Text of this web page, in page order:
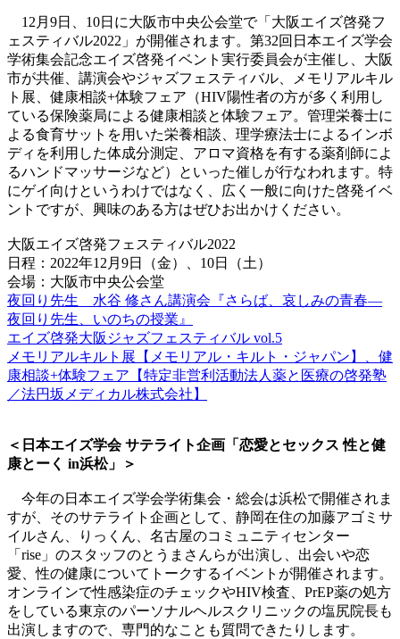
12月9日、10日に大阪市中央公会堂で「大阪エイズ啓発フ
ェスティバル2022」が開催されます。第32回日本エイズ学会
学術集会記念エイズ啓発イベント実行委員会が主催し、大阪
市が共催、講演会やジャズフェスティバル、メモリアルキル
ト展、健康相談+体験フェア（HIV陽性者の方が多く利用し
ている保険薬局による健康相談と体験フェア。管理栄養士に
よる食育サットを用いた栄養相談、理学療法士によるインボ
ディを利用した体成分測定、アロマ資格を有する薬剤師によ
るハンドマッサージなど）といった催しが行なわれます。特
にゲイ向けというわけではなく、広く一般に向けた啓発イベ
ントですが、興味のある方はぜひお出かけください。
大阪エイズ啓発フェスティバル2022
日程：2022年12月9日（金）、10日（土）
会場：大阪市中央公会堂
夜回り先生 水谷 修さん講演会『さらば、哀しみの青春—
夜回り先生、いのちの授業』
エイズ啓発大阪ジャズフェスティバル vol.5
メモリアルキルト展【メモリアル・キルト・ジャパン】、健
康相談+体験フェア【特定非営利活動法人薬と医療の啓発塾
／法円坂メディカル株式会社】
＜日本エイズ学会 サテライト企画「 恋愛とセックス 性と健
康とーく in浜松」＞
今年の日本エイズ学会学術集会・総会は浜松で開催されま
すが、そのサテライト企画として、静岡在住の加藤アゴミサ
イルさん、りっくん、名古屋のコミュニティセンター
「rise」のスタッフのとうまさんらが出演し、出会いや恋
愛、性の健康についてトークするイベントが開催されます。
オンラインで性感染症のチェックやHIV検査、PrEP薬の処方
をしている東京のパーソナルヘルスクリニックの塩尻院長も
出演しますので、専門的なことも質問できたりします。